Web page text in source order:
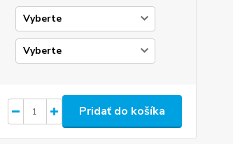
Pridať do košíka